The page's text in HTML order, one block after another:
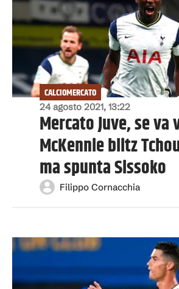
24 agosto 2021, 13:22
CALCIOMERCATO
Mercato Juve, se va
McKennie blitz
ma spunta Sissoko
Filippo Cornacchia